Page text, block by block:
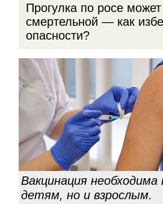
Прогулка по росе может
смертельной — как
опасности?
Вакцинация необходима
детям, но и взрослым.